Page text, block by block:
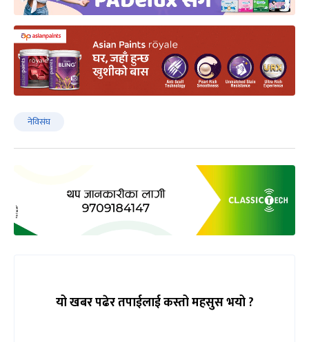
नेविसंघ
यो खबर पढेर तपाईलाई कस्तो महसुस भयो ?